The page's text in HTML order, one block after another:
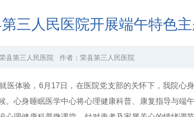
三人民医院开展端午特色
县第三人民医院 作者： 荣县第三人民医院
医体验，6月17日，在医院党支部的关怀下，我院心
心身睡眠医学中心将心理健康科普、康复指导与端